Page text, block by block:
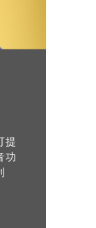
提
功